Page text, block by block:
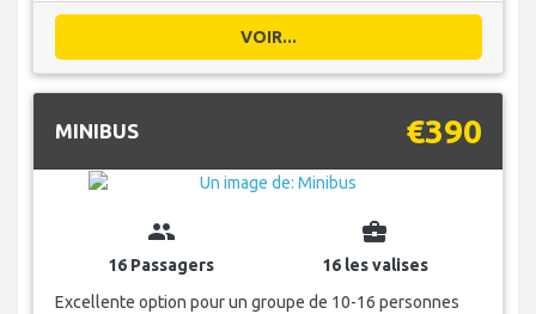
VOIR...
MINIBUS €390
group
16 Passagers
business_center
16 les valises
Excellente option pour un groupe de 10-16 personnes